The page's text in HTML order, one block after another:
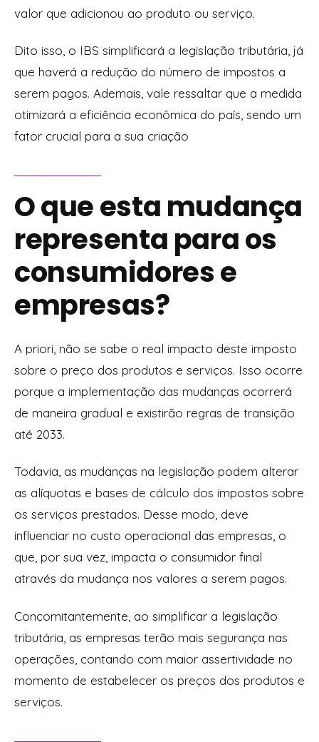
valor que adicionou ao produto ou serviço.
Dito isso, o IBS simplificará a legislação tributária, já
que haverá a redução do número de impostos a
serem pagos. Ademais, vale ressaltar que a medida
otimizará a eficiência econômica do país, sendo um
fator crucial para a sua criação
O que esta mudança
representa para os
consumidores e
empresas?
A priori, não se sabe o real impacto deste imposto
sobre o preço dos produtos e serviços. Isso ocorre
porque a implementação das mudanças ocorrerá
de maneira gradual e existirão regras de transição
até 2033.
Todavia, as mudanças na legislação podem alterar
as alíquotas e bases de cálculo dos impostos sobre
os serviços prestados. Desse modo, deve
influenciar no custo operacional das empresas, o
que, por sua vez, impacta o consumidor final
através da mudança nos valores a serem pagos.
Concomitantemente, ao simplificar a legislação
tributária, as empresas terão mais segurança nas
operações, contando com maior assertividade no
momento de estabelecer os preços dos produtos e
serviços.